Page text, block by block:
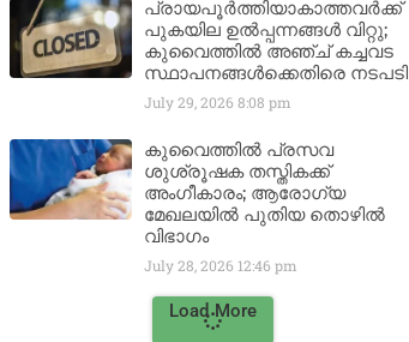
പ്രായപൂർത്തിയാകാത്തവർക്ക്
പുകയില ഉൽപ്പന്നങ്ങൾ വിറ്റു;
കുവൈത്തിൽ അഞ്ച് കച്ചവട
സ്ഥാപനങ്ങൾക്കെതിരെ നടപടി
July 29, 2026 8:08 pm
കുവൈത്തിൽ പ്രസവ
ശുശ്രൂഷക തസ്തികക്ക്
അംഗീകാരം; ആരോഗ്യ
മേഖലയിൽ പുതിയ തൊഴിൽ
വിഭാഗം
July 28, 2026 12:46 pm
Load More